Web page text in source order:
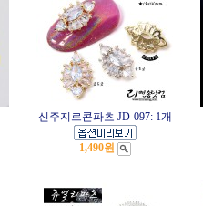
신주지르콘파츠 JD-097: 1개
1,490원